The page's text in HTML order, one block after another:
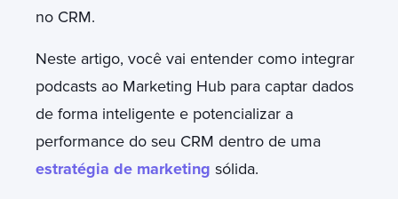
no CRM.
Neste artigo, você vai entender como integrar
podcasts ao Marketing Hub para captar dados
de forma inteligente e potencializar a
performance do seu CRM dentro de uma
estratégia de marketing sólida.